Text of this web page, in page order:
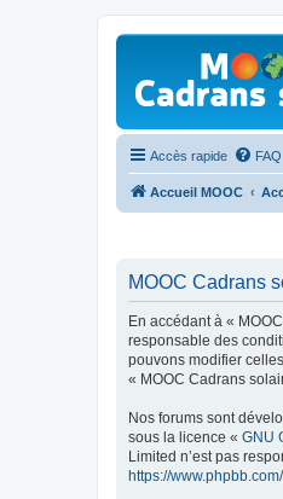
Accès rapide FAQ
Accueil MOOC
MOOC Cadrans
En accédant à «
responsable des
pouvons modifier
« MOOC Cadrans
Nos forums sont
sous la licence « GNU
Limited n’est pas
https://www.phpbb.com/